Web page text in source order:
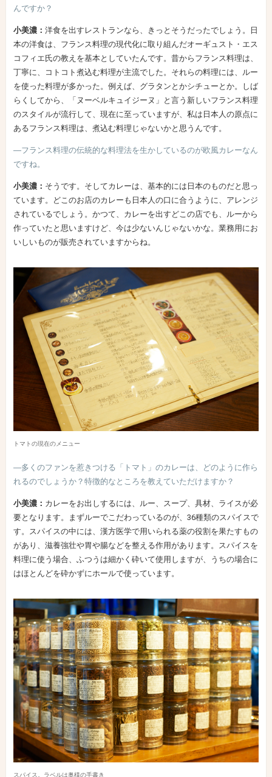
んですか？
小美濃： 洋食を出すレストランなら、きっとそうだったでしょう。日
本の洋食は、フランス料理の現代化に取り組んだオーギュスト・エス
コフィエ氏の教えを基本としていたんです。昔からフランス料理は、
丁寧に、コトコト煮込む料理が主流でした。それらの料理には、ルー
を使った料理が多かった。例えば、グラタンとかシチューとか。しば
らくしてから、「ヌーベルキュイジーヌ」と言う新しいフランス料理
のスタイルが流行して、現在に至っていますが、私は日本人の原点に
あるフランス料理は、煮込む料理じゃないかと思うんです。
―フランス料理の伝統的な料理法を生かしているのが欧風カレーなん
ですね。
小美濃： そうです。そしてカレーは、基本的には日本のものだと思っ
ています。どこのお店のカレーも日本人の口に合うように、アレンジ
されているでしょう。かつて、カレーを出すどこの店でも、ルーから
作っていたと思いますけど、今は少ないんじゃないかな。業務用にお
いしいものが販売されていますからね。
トマトの現在のメニュー
―多くのファンを惹きつける「トマト」のカレーは、どのように作ら
れるのでしょうか？特徴的なところを教えていただけますか？
小美濃： カレーをお出しするには、ルー、スープ、具材、ライスが必
要となります。まずルーでこだわっているのが、36種類のスパイスで
す。スパイスの中には、漢方医学で用いられる薬の役割を果たすもの
があり、滋養強壮や胃や腸などを整える作用があります。スパイスを
料理に使う場合、ふつうは細かく砕いて使用しますが、うちの場合に
はほとんどを砕かずにホールで使っています。
スパイス。ラベルは奥様の手書き